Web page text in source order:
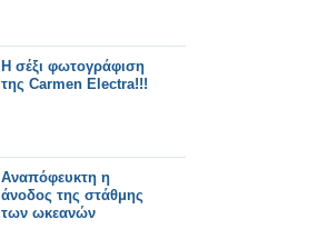
Η σέξι φωτογράφιση
της Carmen Electra!!!
Αναπόφευκτη η
άνοδος της στάθμης
των ωκεανών